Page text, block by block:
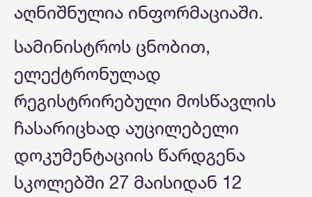
აღნიშნულია ინფორმაციაში.
სამინისტროს ცნობით,
ელექტრონულად
რეგისტრირებული მოსწავლის
ჩასარიცხად აუცილებელი
დოკუმენტაციის წარდგენა
სკოლებში 27 მაისიდან 12